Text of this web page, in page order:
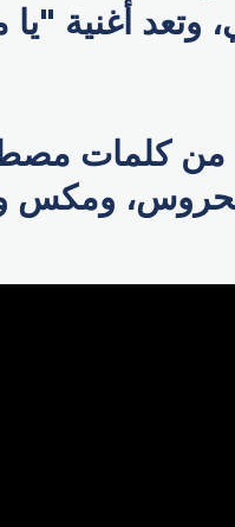
وتعد أغنية
من كلمات
محروس، ومكس